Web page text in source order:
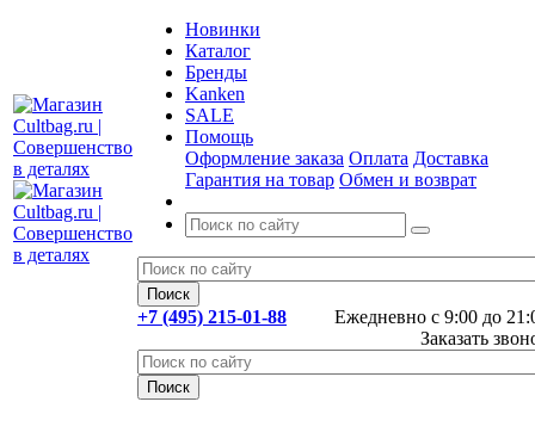
Новинки
Каталог
Бренды
Kanken
SALE
Помощь
Оформление заказа Оплата Доставка
Гарантия на товар Обмен и возврат
Ежедневно с 9:00 до
+7 (495) 215-01-88
Заказать